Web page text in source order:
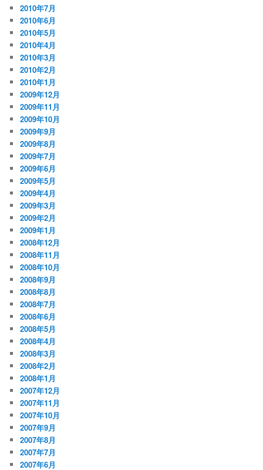
2010年7月
2010年6月
2010年5月
2010年4月
2010年3月
2010年2月
2010年1月
2009年12月
2009年11月
2009年10月
2009年9月
2009年8月
2009年7月
2009年6月
2009年5月
2009年4月
2009年3月
2009年2月
2009年1月
2008年12月
2008年11月
2008年10月
2008年9月
2008年8月
2008年7月
2008年6月
2008年5月
2008年4月
2008年3月
2008年2月
2008年1月
2007年12月
2007年11月
2007年10月
2007年9月
2007年8月
2007年7月
2007年6月